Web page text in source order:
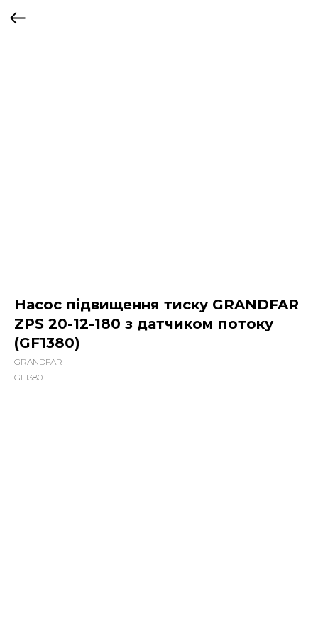
Насос підвищення тиску GRANDFAR
ZPS 20-12-180 з датчиком потоку
(GF1380)
GRANDFAR
GF1380